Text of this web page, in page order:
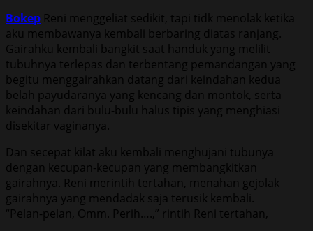
Bokep Reni menggeliat sedikit, tapi tidk menolak ketika
aku membawanya kembali berbaring diatas ranjang.
Gairahku kembali bangkit saat handuk yang melilit
tubuhnya terlepas dan terbentang pemandangan yang
begitu menggairahkan datang dari keindahan kedua
belah payudaranya yang kencang dan montok, serta
keindahan dari bulu-bulu halus tipis yang menghiasi
disekitar vaginanya.
Dan secepat kilat aku kembali menghujani tubunya
dengan kecupan-kecupan yang membangkitkan
gairahnya. Reni merintih tertahan, menahan gejolak
gairahnya yang mendadak saja terusik kembali.
“Pelan-pelan, Omm. Perih….,” rintih Reni tertahan,